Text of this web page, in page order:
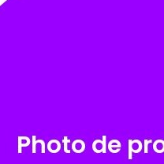
Photo de